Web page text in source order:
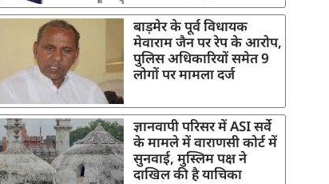
बाड़मेर के पूर्व विधायक
मेवाराम जैन पर रेप के आरोप,
पुलिस अधिकारियों समेत 9
लोगों पर मामला दर्ज
ज्ञानवापी परिसर में ASI सर्वे
के मामले में वाराणसी कोर्ट में
सुनवाई, मुस्लिम पक्ष ने
दाखिल की है याचिका